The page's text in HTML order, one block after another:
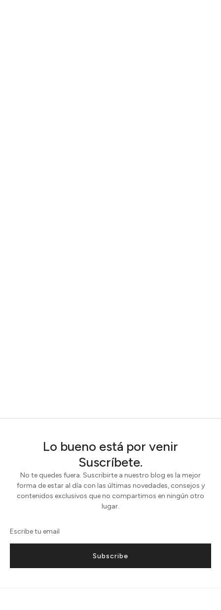
Lo bueno está por venir
Suscríbete.
No te quedes fuera. Suscribirte a nuestro blog es la mejor
forma de estar al día con las últimas novedades, consejos y
contenidos exclusivos que no compartimos en ningún otro
lugar.
Subscribe